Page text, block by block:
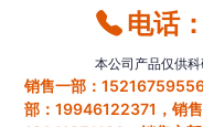
电话
本公司产品仅供
销售一部：
部：19946122371，销